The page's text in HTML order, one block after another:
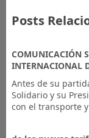
Posts
COMUNICACIÓN
INTERNACIONAL
Antes de su
Solidario y su
con el transporte